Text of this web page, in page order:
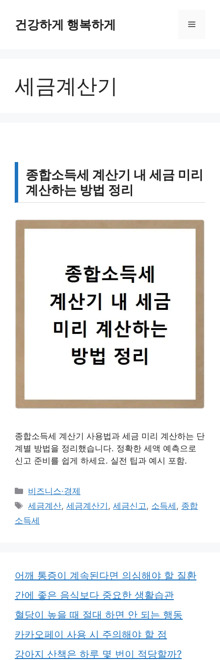
건강하게 행복하게 메
세금계산기
종합소득세 계산기 내 세금 미리
계산하는 방법 정리
종합소득세 계산기 사용법과 세금 미리 계산하는 단
계별 방법을 정리했습니다. 정확한 세액 예측으로
신고 준비를 쉽게 하세요. 실전 팁과 예시 포함.
카
테
리
비즈니스·경제
태
그
세금계산,세금계산기 ,세금신고, 소득세 , 종합
소득세
어깨 통증이 계속된다면 의심해야 할 질환
간에 좋은 음식보다 중요한 생활습관
혈당이 높을 때 절대 하면 안 되는 행동
카카오페이 사용 시 주의해야 할 점
강아지 산책은 하루 몇 번이 적당할까?